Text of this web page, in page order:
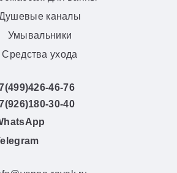
каналы
Умывальники
Средства ухода
46-76
30-40